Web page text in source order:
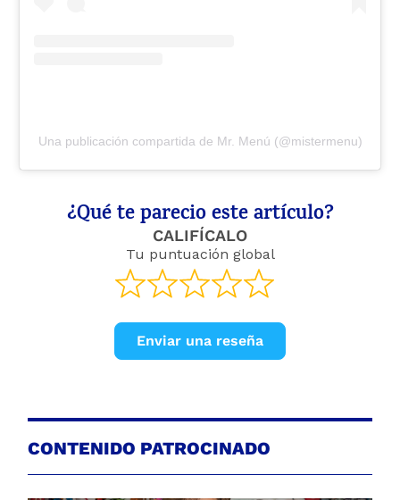
Una publicación compartida de Mr. Menú (@mistermenu)
¿Qué te parecio este artículo?
CALIFÍCALO
Tu puntuación global
Enviar una reseña
CONTENIDO PATROCINADO